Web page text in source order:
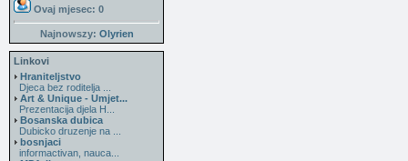
Ovaj mjesec: 0
Najnowszy: Olyrien
Linkovi
Hraniteljstvo
Djeca bez roditelja ...
Art & Unique - Umjet...
Prezentacija djela H...
Bosanska dubica
Dubicko druzenje na ...
bosnjaci
informactivan, nauca...